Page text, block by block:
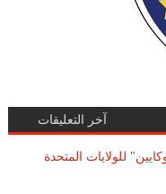
آخر التعليقات
للولايات المتحدة